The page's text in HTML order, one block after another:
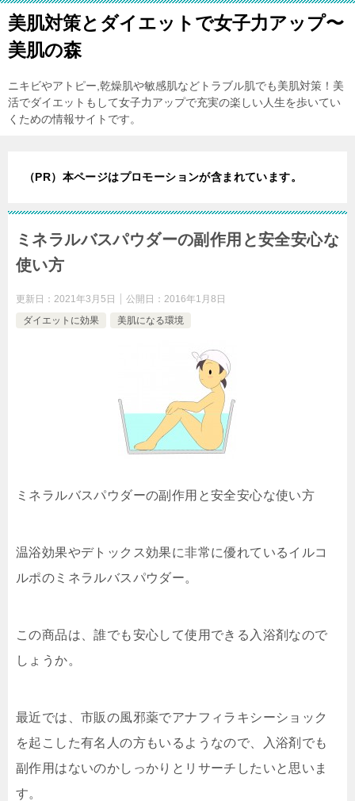
美肌対策とダイエットで女子力アップ〜
美肌の森
ニキビやアトピー,乾燥肌や敏感肌などトラブル肌でも美肌対策！美
活でダイエットもして女子力アップで充実の楽しい人生を歩いてい
くための情報サイトです。
（PR）本ページはプロモーションが含まれています。
ミネラルバスパウダーの副作用と安全安心な
使い方
更新日： 2021年3月5日 公開日： 2016年1月8日
ダイエットに効果
美肌になる環境
ミネラルバスパウダーの副作用と安全安心な使い方
温浴効果やデトックス効果に非常に優れているイルコ
ルポのミネラルバスパウダー。
この商品は、誰でも安心して使用できる入浴剤なので
しょうか。
最近では、市販の風邪薬でアナフィラキシーショック
を起こした有名人の方もいるようなので、入浴剤でも
副作用はないのかしっかりとリサーチしたいと思いま
す。